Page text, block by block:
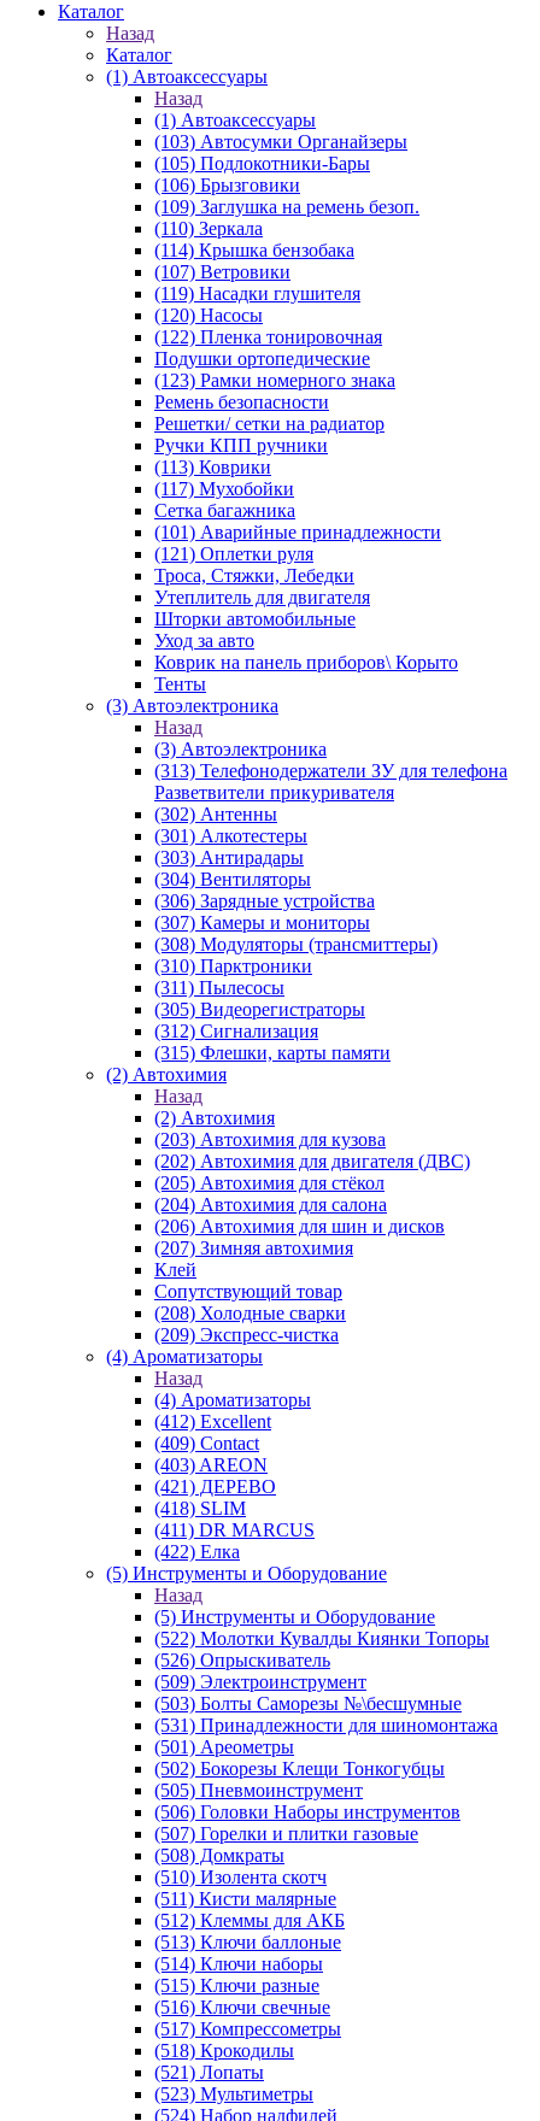
Каталог
Назад
Каталог
(1) Автоаксессуары
Назад
(1) Автоаксессуары
(103) Автосумки Органайзеры
(105) Подлокотники-Бары
(106) Брызговики
(109) Заглушка на ремень безоп.
(110) Зеркала
(114) Крышка бензобака
(107) Ветровики
(119) Насадки глушителя
(120) Насосы
(122) Пленка тонировочная
Подушки ортопедические
(123) Рамки номерного знака
Ремень безопасности
Решетки/ сетки на радиатор
Ручки КПП ручники
(113) Коврики
(117) Мухобойки
Сетка багажника
(101) Аварийные принадлежности
(121) Оплетки руля
Троса, Стяжки, Лебедки
Утеплитель для двигателя
Шторки автомобильные
Уход за авто
Коврик на панель приборов\ Корыто
Тенты
(3) Автоэлектроника
Назад
(3) Автоэлектроника
(313) Телефонодержатели ЗУ для телефона
Разветвители прикуривателя
(302) Антенны
(301) Алкотестеры
(303) Антирадары
(304) Вентиляторы
(306) Зарядные устройства
(307) Камеры и мониторы
(308) Модуляторы (трансмиттеры)
(310) Парктроники
(311) Пылесосы
(305) Видеорегистраторы
(312) Сигнализация
(315) Флешки, карты памяти
(2) Автохимия
Назад
(2) Автохимия
(203) Автохимия для кузова
(202) Автохимия для двигателя (ДВС)
(205) Автохимия для стёкол
(204) Автохимия для салона
(206) Автохимия для шин и дисков
(207) Зимняя автохимия
Клей
Сопутствующий товар
(208) Холодные сварки
(209) Экспреcс-чистка
(4) Ароматизаторы
Назад
(4) Ароматизаторы
(412) Excellent
(409) Contact
(403) AREON
(421) ДЕРЕВО
(418) SLIM
(411) DR MARCUS
(422) Елка
(5) Инструменты и Оборудование
Назад
(5) Инструменты и Оборудование
(522) Молотки Кувалды Киянки Топоры
(526) Опрыскиватель
(509) Электроинструмент
(503) Болты Саморезы №\бесшумные
(531) Принадлежности для шиномонтажа
(501) Ареометры
(502) Бокорезы Клещи Тонкогубцы
(505) Пневмоинструмент
(506) Головки Наборы инструментов
(507) Горелки и плитки газовые
(508) Домкраты
(510) Изолента скотч
(511) Кисти малярные
(512) Клеммы для АКБ
(513) Ключи баллоные
(514) Ключи наборы
(515) Ключи разные
(516) Ключи свечные
(517) Компрессометры
(518) Крокодилы
(521) Лопаты
(523) Мультиметры
(524) Набор надфилей